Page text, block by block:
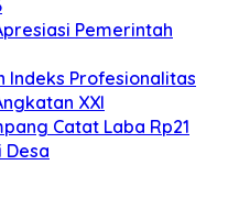
Pemerintah
Indeks Profesionalitas
XXI
Catat Laba Rp21
Desa